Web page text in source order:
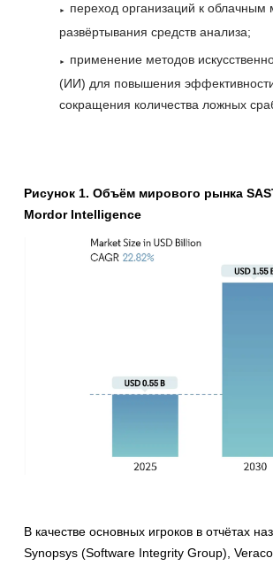
переход организаций к облачным
развёртывания средств анализа;
применение методов
(ИИ) для повышения
сокращения количества ложных
Рисунок 1. Объём мирового рынка
Mordor Intelligence
В качестве основных игроков в отчётах
Synopsys (Software Integrity Group),